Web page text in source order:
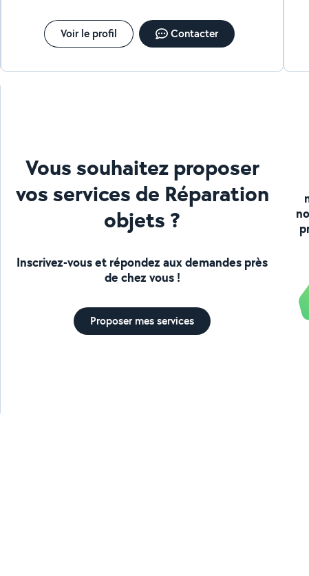
Voir le profil Contacter
Vous souhaitez proposer
vos services de Réparation
objets ?
Inscrivez-vous et répondez aux demandes près
de chez vous !
Proposer mes services